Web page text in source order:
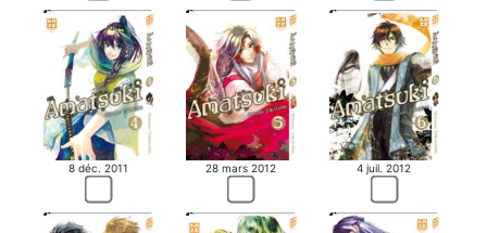
8 déc. 2011 28 mars 2012 4 juil. 2012